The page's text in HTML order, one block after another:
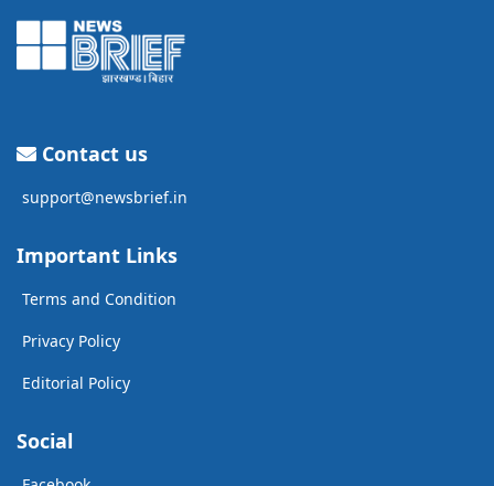
Contact us
support@newsbrief.in
Important Links
Terms and Condition
Privacy Policy
Editorial Policy
Social